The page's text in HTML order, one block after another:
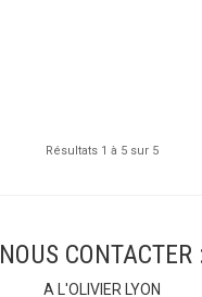
Résultats 1 à 5 sur 5
NOUS CONTACTER :
A L'OLIVIER LYON